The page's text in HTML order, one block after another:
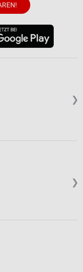
❯
❯